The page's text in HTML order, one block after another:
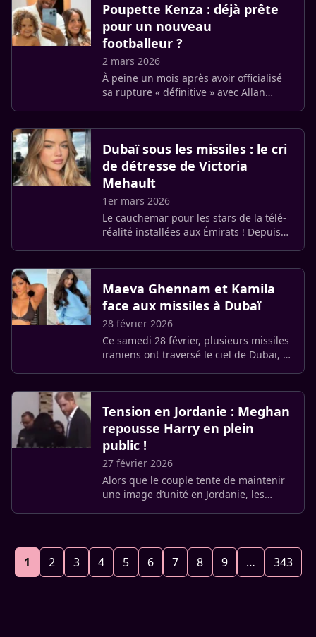
Poupette Kenza : déjà prête
pour un nouveau
footballeur ?
2 mars 2026
À peine un mois après avoir officialisé
sa rupture « définitive » avec Allan
Dubaï sous les missiles : le cri
de détresse de Victoria
Mehault
1er mars 2026
Le cauchemar pour les stars de la télé-
réalité installées aux Émirats ! Depuis
Maeva Ghennam et Kamila
face aux missiles à Dubaï
28 février 2026
Ce samedi 28 février, plusieurs missiles
iraniens ont traversé le ciel de Dubaï, à
Tension en Jordanie : Meghan
repousse Harry en plein
public !
27 février 2026
Alors que le couple tente de maintenir
une image d’unité en Jordanie, les
1 2 3 4 5 6 7 8 9 … 343